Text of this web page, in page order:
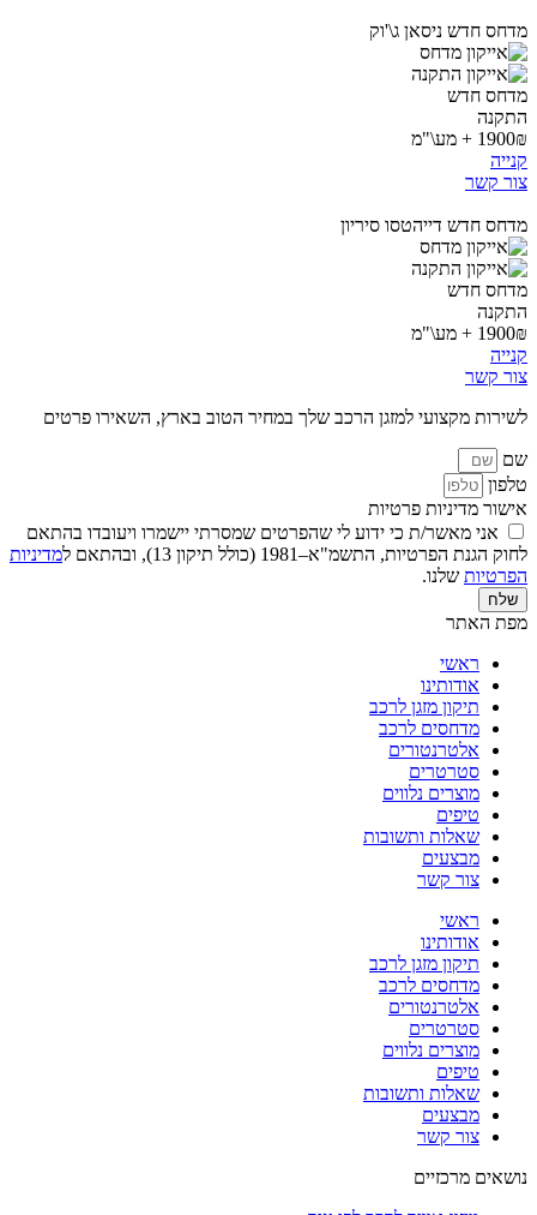
מדחס חדש ניסאן ג\'וק
מדחס חדש
התקנה
1900₪ + מע\"מ
קנייה
צור קשר
מדחס חדש דייהטסו סיריון
מדחס חדש
התקנה
1900₪ + מע\"מ
קנייה
צור קשר
לשירות מקצועי למזגן הרכב שלך במחיר הטוב בארץ, השאירו פרטים
שם
טלפון
אישור מדיניות פרטיות
אני מאשר/ת כי ידוע לי שהפרטים שמסרתי יישמרו ויעובדו בהתאם
לחוק הגנת הפרטיות, התשמ"א–1981 (כולל תיקון 13), ובהתאם ל
מדיניות
הפרטיות שלנו.
שלח
מפת האתר
ראשי
אודותינו
תיקון מזגן לרכב
מדחסים לרכב
אלטרנטורים
סטרטרים
מוצרים נלווים
טיפים
שאלות ותשובות
מבצעים
צור קשר
ראשי
אודותינו
תיקון מזגן לרכב
מדחסים לרכב
אלטרנטורים
סטרטרים
מוצרים נלווים
טיפים
שאלות ותשובות
מבצעים
צור קשר
נושאים מרכזיים